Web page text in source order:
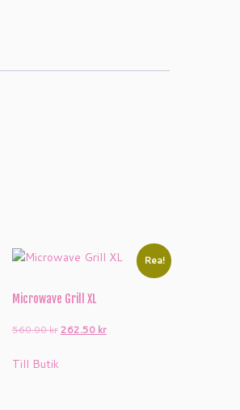
Rea!
Microwave Grill XL
560.00krDet
262.50 krDet
Till Butik